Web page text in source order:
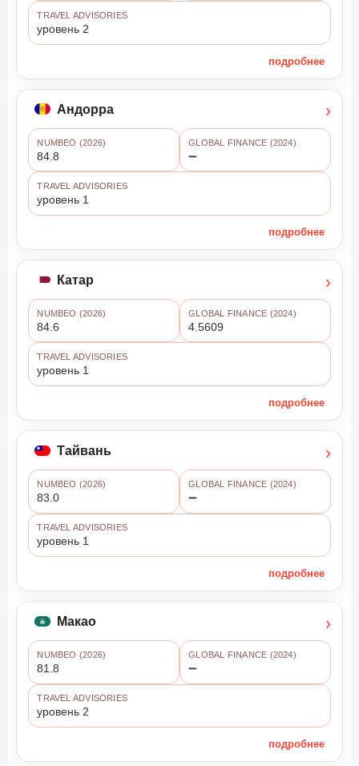
TRAVEL ADVISORIES
уровень 2
подробнее
Андорра ›
NUMBEO (2026)
84.8
GLOBAL FINANCE (2024)
➖
TRAVEL ADVISORIES
уровень 1
подробнее
Катар ›
NUMBEO (2026)
84.6
GLOBAL FINANCE (2024)
4.5609
TRAVEL ADVISORIES
уровень 1
подробнее
Тайвань ›
NUMBEO (2026)
83.0
GLOBAL FINANCE (2024)
➖
TRAVEL ADVISORIES
уровень 1
подробнее
Макао ›
NUMBEO (2026)
81.8
GLOBAL FINANCE (2024)
➖
TRAVEL ADVISORIES
уровень 2
подробнее